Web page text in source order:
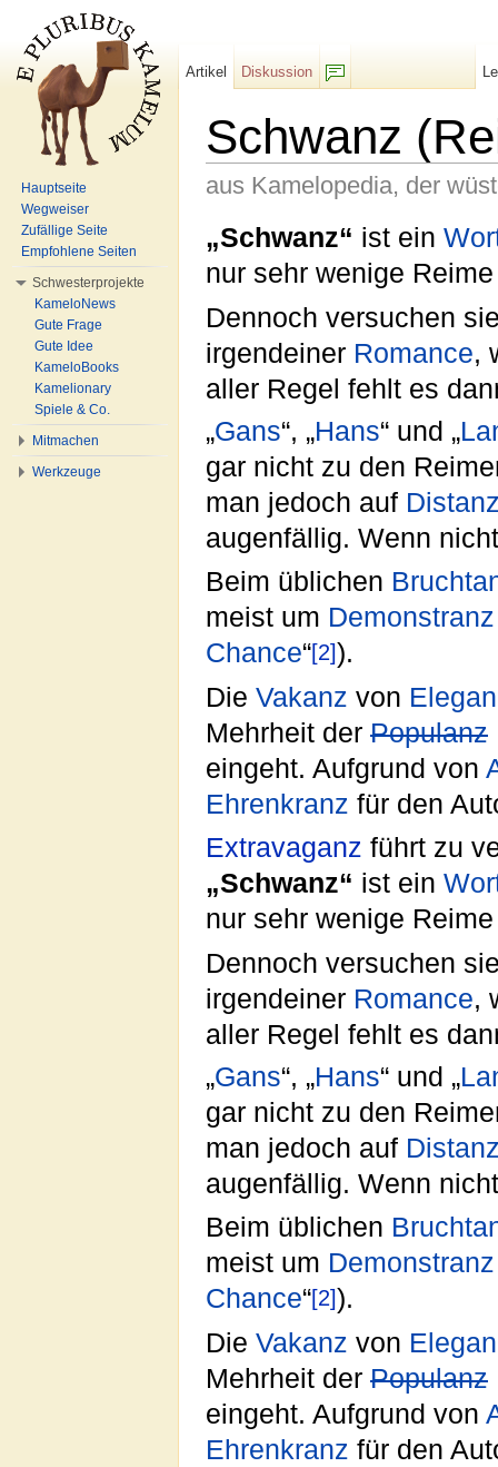
Schwanz
aus Kamelopedia, der
„Schwanz“ ist ein
nur sehr wenige
Dennoch versuchen
irgendeiner Romance,
aller Regel fehlt es
„Gans“, „Hans“ und „
gar nicht zu den
man jedoch auf
augenfällig. Wenn
Beim üblichen
meist um Demonstranz
Chance“[2]).
Die Vakanz von
Mehrheit der Populanz
eingeht. Aufgrund von
Ehrenkranz für den
Extravaganz führt zu
„Schwanz“ ist ein
nur sehr wenige
Dennoch versuchen
irgendeiner Romance,
aller Regel fehlt es
„Gans“, „Hans“ und „
gar nicht zu den
man jedoch auf
augenfällig. Wenn
Beim üblichen
meist um Demonstranz
Chance“[2]).
Die Vakanz von
Mehrheit der Populanz
eingeht. Aufgrund von
Ehrenkranz für den
Artikel
Diskussion
Hauptseite
Wegweiser
Zufällige Seite
Empfohlene Seiten
Schwesterprojekte
KameloNews
Gute Frage
Gute Idee
KameloBooks
Kamelionary
Spiele & Co.
Mitmachen
Werkzeuge